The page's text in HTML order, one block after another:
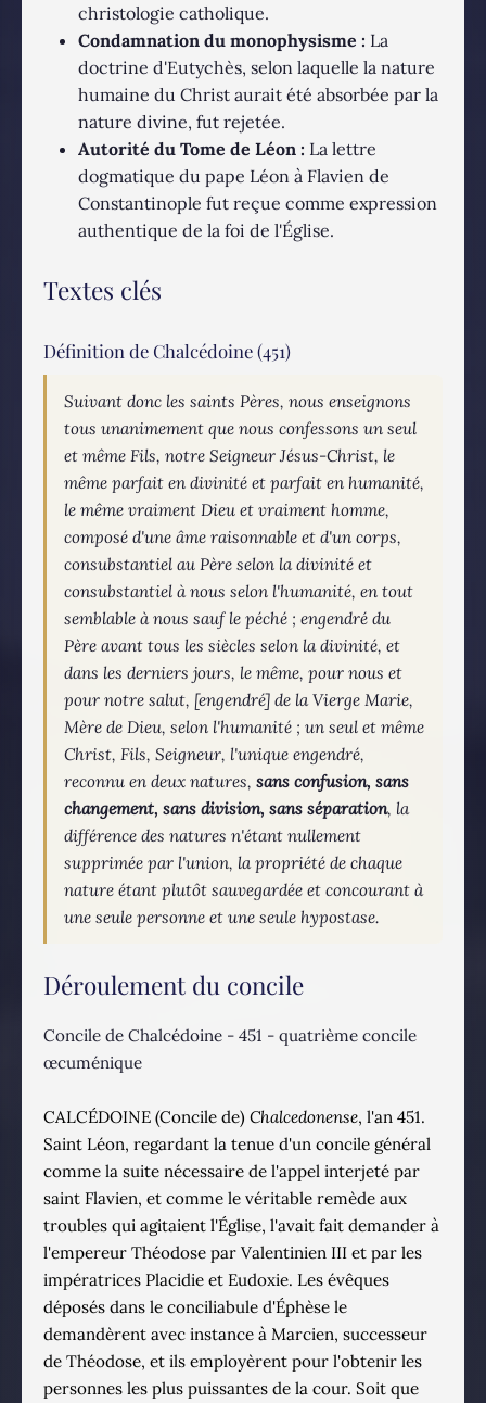
christologie catholique.
Condamnation du monophysisme : La
doctrine d'Eutychès, selon laquelle la nature
humaine du Christ aurait été absorbée par la
nature divine, fut rejetée.
Autorité du Tome de Léon : La lettre
dogmatique du pape Léon à Flavien de
Constantinople fut reçue comme expression
authentique de la foi de l'Église.
Textes clés
Définition de Chalcédoine (451)
Suivant donc les saints Pères, nous enseignons
tous unanimement que nous confessons un seul
et même Fils, notre Seigneur Jésus-Christ, le
même parfait en divinité et parfait en humanité,
le même vraiment Dieu et vraiment homme,
composé d'une âme raisonnable et d'un corps,
consubstantiel au Père selon la divinité et
consubstantiel à nous selon l'humanité, en tout
semblable à nous sauf le péché ; engendré du
Père avant tous les siècles selon la divinité, et
dans les derniers jours, le même, pour nous et
pour notre salut, [engendré] de la Vierge Marie,
Mère de Dieu, selon l'humanité ; un seul et même
Christ, Fils, Seigneur, l'unique engendré,
reconnu en deux natures, sans confusion, sans
changement, sans division, sans séparation, la
différence des natures n'étant nullement
supprimée par l'union, la propriété de chaque
nature étant plutôt sauvegardée et concourant à
une seule personne et une seule hypostase.
Déroulement du concile
Concile de Chalcédoine - 451 - quatrième concile
œcuménique
CALCÉDOINE (Concile de) Chalcedonense, l'an 451.
Saint Léon, regardant la tenue d'un concile général
comme la suite nécessaire de l'appel interjeté par
saint Flavien, et comme le véritable remède aux
troubles qui agitaient l'Église, l'avait fait demander à
l'empereur Théodose par Valentinien III et par les
impératrices Placidie et Eudoxie. Les évêques
déposés dans le conciliabule d'Éphèse le
demandèrent avec instance à Marcien, successeur
de Théodose, et ils employèrent pour l'obtenir les
personnes les plus puissantes de la cour. Soit que